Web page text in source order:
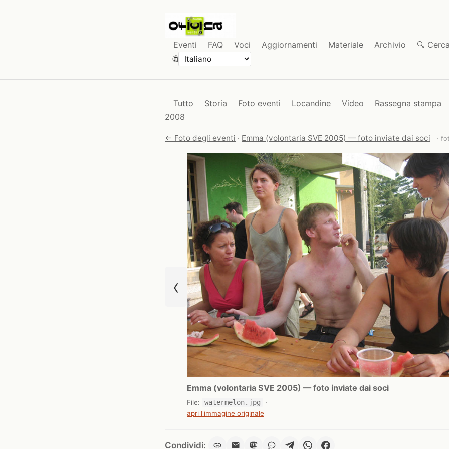
Eventi FAQ Voci Aggiornamenti Materiale Archivio
🔍
🌐
Tutto Storia Foto eventi Locandine Video
Rassegna stampa
2008
← Foto degli eventi · Emma (volontaria SVE 2005) — foto inviate dai soci ·
‹
Emma (volontaria SVE 2005) — foto inviate dai soci
File: watermelon.jpg
·
apri l'immagine originale
Condividi: